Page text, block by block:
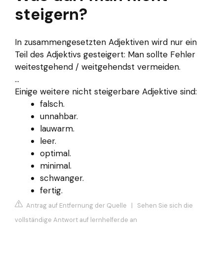
steigern?
In zusammengesetzten Adjektiven wird nur ein
Teil des Adjektivs gesteigert: Man sollte Fehler
weitestgehend / weitgehendst vermeiden.
...
Einige weitere nicht steigerbare Adjektive sind:
falsch.
unnahbar.
lauwarm.
leer.
optimal.
minimal.
schwanger.
fertig.
Antrag auf Entfernung der Quelle | Sehen Sie sich die
vollständige Antwort auf lernhelfer.de an